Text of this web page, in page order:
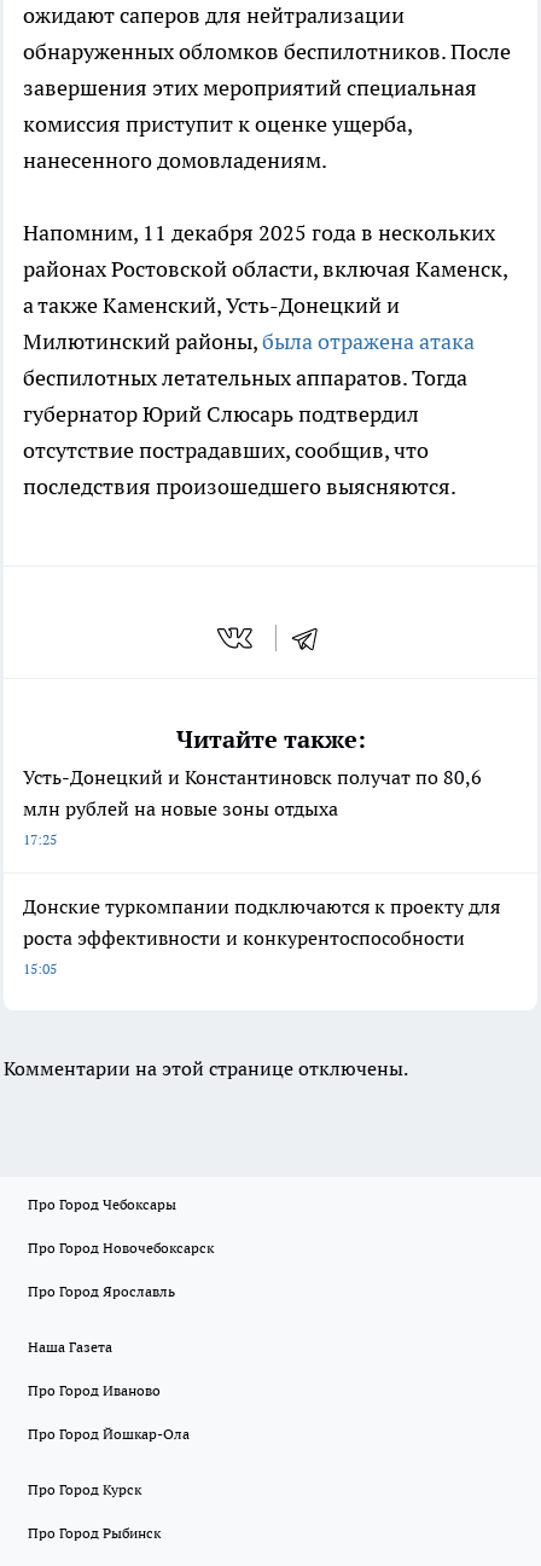
ожидают саперов для нейтрализации
обнаруженных обломков беспилотников. После
завершения этих мероприятий специальная
комиссия приступит к оценке ущерба,
нанесенного домовладениям.
Напомним, 11 декабря 2025 года в нескольких
районах Ростовской области, включая Каменск,
а также Каменский, Усть-Донецкий и
Милютинский районы,была отражена атака
беспилотных летательных аппаратов. Тогда
губернатор Юрий Слюсарь подтвердил
отсутствие пострадавших, сообщив, что
последствия произошедшего выясняются.
Читайте также:
Усть-Донецкий и Константиновск получат по 80,6
млн рублей на новые зоны отдыха
17:25
Донские туркомпании подключаются к проекту для
роста эффективности и конкурентоспособности
15:05
Комментарии на этой странице отключены.
Про Город Чебоксары
Про Город Новочебоксарск
Про Город Ярославль
Наша Газета
Про Город Иваново
Про Город Йошкар-Ола
Про Город Курск
Про Город Рыбинск